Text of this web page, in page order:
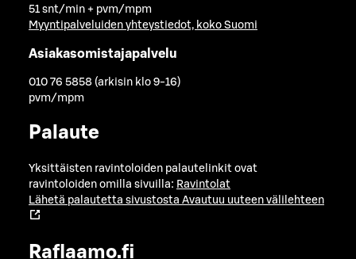
51 snt/min + pvm/mpm
Myyntipalveluiden yhteystiedot, koko Suomi
Asiakasomistajapalvelu
010 76 5858 (arkisin klo 9-16)
pvm/mpm
Palaute
Yksittäisten ravintoloiden palautelinkit ovat
ravintoloiden omilla sivuilla: Ravintolat
Lähetä palautetta sivustosta Avautuu uuteen välilehteen
Raflaamo.fi